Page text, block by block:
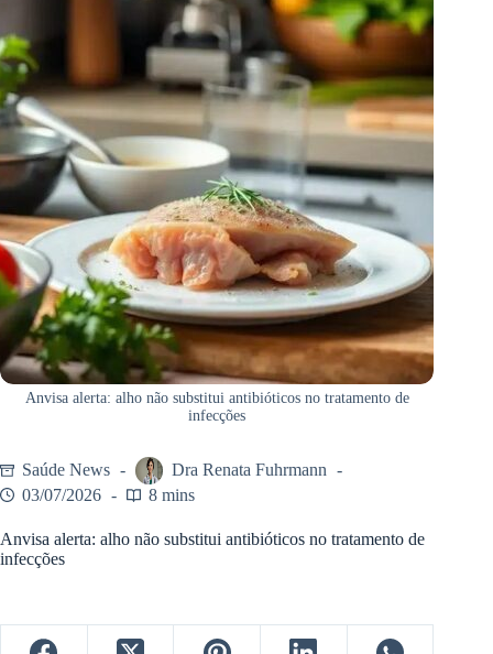
Anvisa alerta: alho não substitui antibióticos no tratamento de
infecções
Saúde News
Dra Renata Fuhrmann
03/07/2026
8 mins
Anvisa alerta: alho não substitui antibióticos no tratamento de
infecções